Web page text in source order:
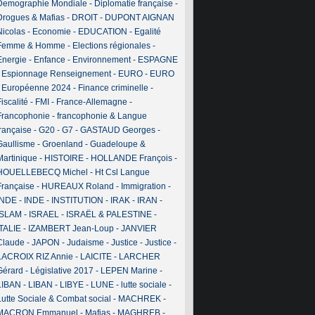
Mondiale - Diplomatie française -
& Mafias- DROIT- DUPONT AIGNAN
- Economie - EDUCATION - Egalité
& Homme - Elections régionales-
- Enfance - Environnement- ESPAGNE
Espionnage Renseignement- EURO- EURO
Européenne 2024- Finance criminelle -
- FMI - France-Allemagne -
- francophonie & Langue
- G20- G7 - GASTAUD Georges-
- Groenland - Guadeloupe &
- HISTOIRE- HOLLANDE François-
Michel - Ht Csl Langue
- HUREAUX Roland - Immigration -
- INDE- INSTITUTION - IRAK- IRAN -
- ISRAEL- ISRAËL & PALESTINE-
- IZAMBERT Jean-Loup- JANVIER
- JAPON - Judaisme - Justice - Justice -
RIZ Annie - LAICITE- LARCHER
- Législative 2017 - LEPEN Marine -
- LIBAN - LIBYE- LUNE- lutte sociale -
Sociale & Combat social - MACHREK-
Emmanuel - Mafias- MAGHREB-